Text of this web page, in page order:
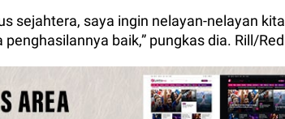
sejahtera, saya ingin nelayan-nelayan kita
baik,” pungkas dia. Rill/Red